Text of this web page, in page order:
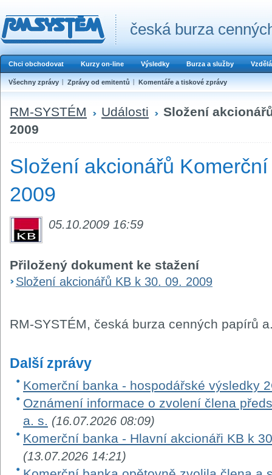
česká burza
Chci obchodovat Kurzy on-line Výsledky Burza a služby
Všechny zprávy Zprávy od emitentů Komentáře a tiskové zprávy
RM-SYSTÉM Události
Složení
2009
Složení akcionářů
2009
05.10.2009 16:59
Přiložený dokument ke stažení
Složení akcionářů KB k 30. 09. 2009
RM-SYSTÉM, česká burza cenných papírů
Další zprávy
Komerční banka - hospodářské výsledky
Oznámení informace o zvolení člena
a. s. (16.07.2026 08:09)
Komerční banka - Hlavní akcionáři KB k
(13.07.2026 14:21)